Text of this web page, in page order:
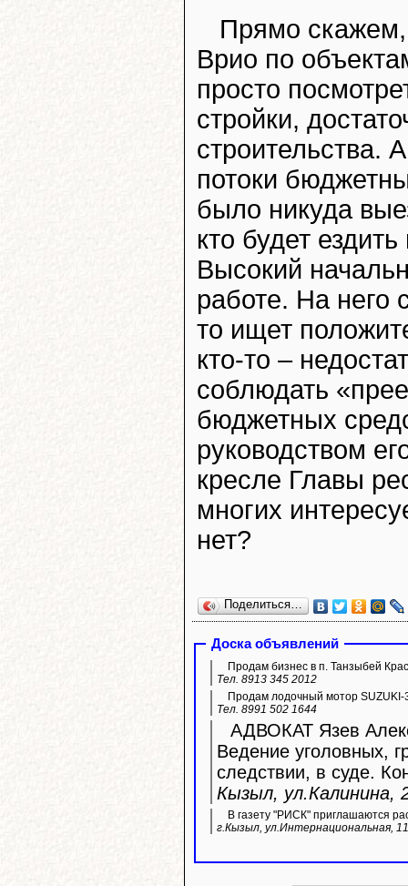
Прямо скажем,
Врио по
просто
стройки,
строительства.
потоки
было никуда
кто будет
Высокий
работе. На него
то ищет
кто-то –
соблюдать
бюджетных
руководством
кресле Главы
многих
нет?
Поделиться…
Доска объявлений
Продам бизнес в п. Танзыбей
Тел. 8913 345 2012
Продам лодочный мотор SUZUKI-
Тел. 8991 502 1644
АДВОКАТ Язев
Ведение уголовных,
следствии, в суде.
Кызыл, ул.Калинина,
В газету "РИСК" приглашаются
г.Кызыл, ул.Интернациональная,